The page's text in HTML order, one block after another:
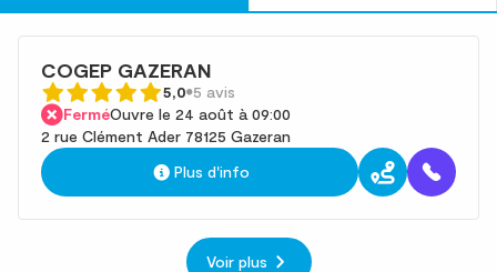
COGEP GAZERAN
5,0 5 avis
FerméOuvre le 24 août à 09:00
2 rue Clément Ader 78125 Gazeran
Plus d'info
Voir plus